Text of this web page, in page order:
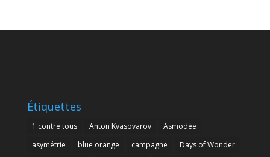
Étiquettes
1 contre tous Anton Kvasovarov
Asmodée
asymétrie
blue orange campagne
Days of Wonder